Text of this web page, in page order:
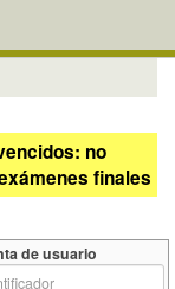
no
finales
de usuario